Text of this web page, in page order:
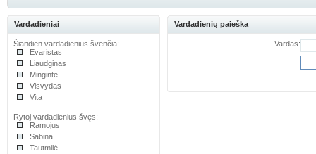
Vardadieniai
Šiandien vardadienius švenčia:
Evaristas
Liaudginas
Mingintė
Visvydas
Vita
Rytoj vardadienius švęs:
Ramojus
Sabina
Tautmilė
Vardadienių paieška
Vardas: